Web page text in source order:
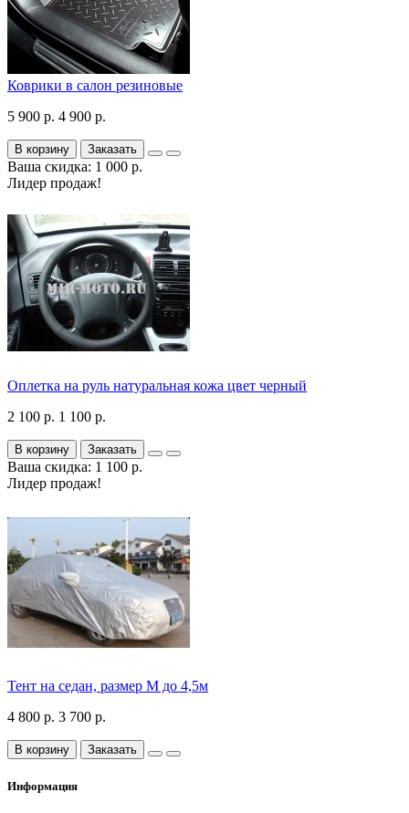
Коврики в салон резиновые
5 900 р. 4 900 р.
В корзину Заказать
Ваша скидка: 1 000 р.
Лидер продаж!
Оплетка на руль натуральная кожа цвет черный
2 100 р. 1 100 р.
В корзину Заказать
Ваша скидка: 1 100 р.
Лидер продаж!
Тент на седан, размер М до 4,5м
4 800 р. 3 700 р.
В корзину Заказать
Информация